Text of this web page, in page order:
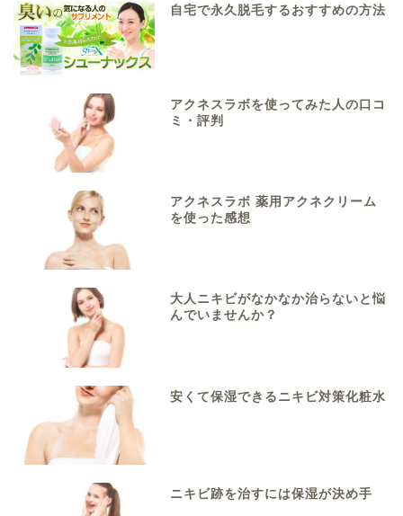
自宅で永久脱毛するおすすめの方法
アクネスラボを使ってみた人の口コ
ミ・評判
アクネスラボ 薬用アクネクリーム
を使った感想
大人ニキビがなかなか治らないと悩
んでいませんか？
安くて保湿できるニキビ対策化粧水
ニキビ跡を治すには保湿が決め手